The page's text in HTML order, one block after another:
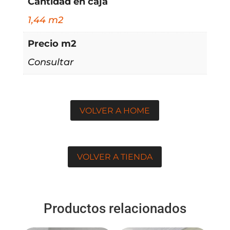
1,44 m2
Precio m2
Consultar
VOLVER A HOME
VOLVER A TIENDA
Productos relacionados